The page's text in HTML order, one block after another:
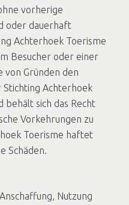
vorherige
oder dauerhaft
Achterhoek Toerisme
Besucher oder einer
von Gründen den
Stichting Achterhoek
behält sich das Recht
Vorkehrungen zu
Toerisme haftet
Schäden.
Nutzung